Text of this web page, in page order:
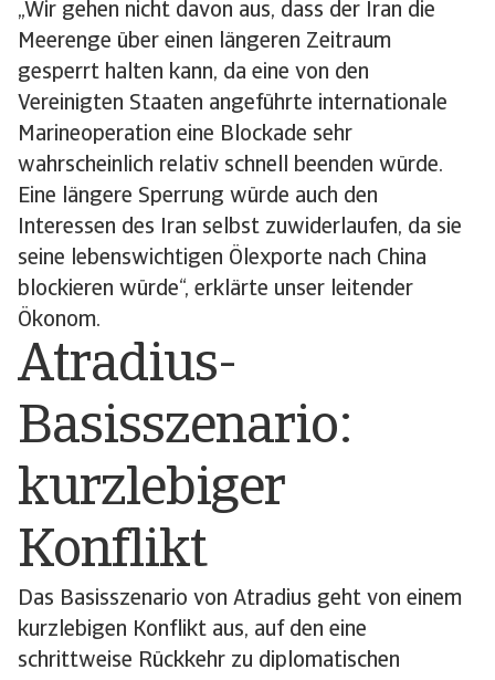
„Wir gehen nicht davon aus, dass der Iran die
Meerenge über einen längeren Zeitraum
gesperrt halten kann, da eine von den
Vereinigten Staaten angeführte internationale
Marineoperation eine Blockade sehr
wahrscheinlich relativ schnell beenden würde.
Eine längere Sperrung würde auch den
Interessen des Iran selbst zuwiderlaufen, da sie
seine lebenswichtigen Ölexporte nach China
blockieren würde“, erklärte unser leitender
Ökonom.
Atradius-
Basisszenario:
kurzlebiger
Konflikt
Das Basisszenario von Atradius geht von einem
kurzlebigen Konflikt aus, auf den eine
schrittweise Rückkehr zu diplomatischen